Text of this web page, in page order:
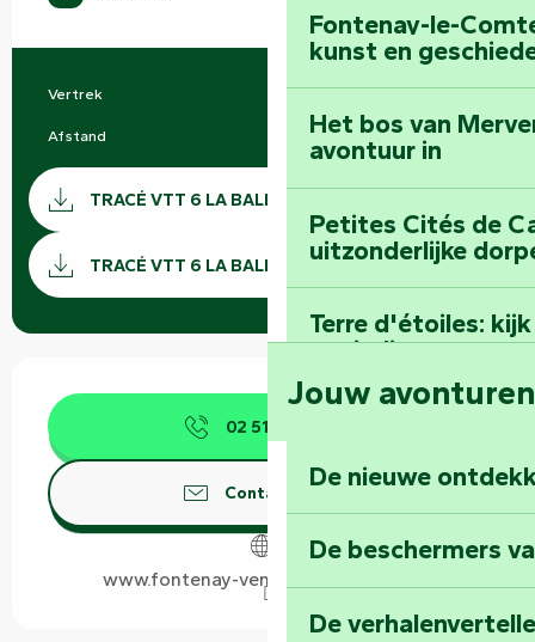
Fontenay-le-
kunst en
Het bos van
avontuur in
Petites Cités de
uitzonderlijke
Terre d'étoiles:
oneindige
Jouw avonturen
De nieuwe
De beschermers
De
Praktische informatie
Vertrek Mervent
Afstand 10.2 km
Documentatie
TRACÉ VTT 6 LA BALIGNUE GPX
TRACÉ VTT 6 LA BALIGNUE KML
Met
Openingstijden en contactgegevens
02 51 69 44
Contacteer ons
www.fontenay-vendee-tourisme.com